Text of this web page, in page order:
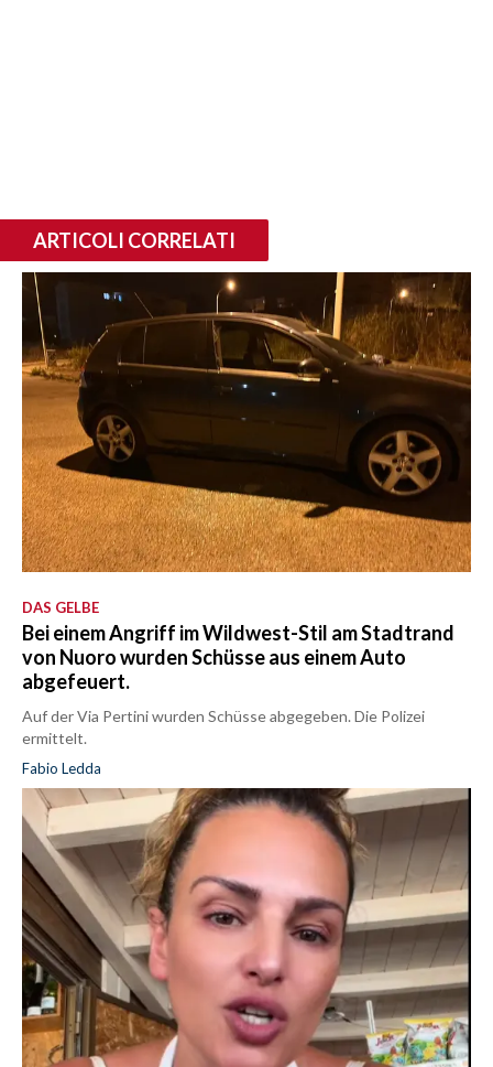
ARTICOLI CORRELATI
DAS GELBE
Bei einem Angriff im Wildwest-Stil am Stadtrand
von Nuoro wurden Schüsse aus einem Auto
abgefeuert.
Auf der Via Pertini wurden Schüsse abgegeben. Die Polizei
ermittelt.
Fabio Ledda